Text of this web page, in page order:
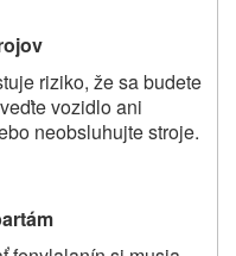
riziko, že sa budete
vozidlo ani
neobsluhujte stroje.